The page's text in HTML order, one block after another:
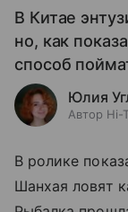
В Китае
но, как
способ
Юлия
Автор Hi-
В ролике
Шанхая ловят